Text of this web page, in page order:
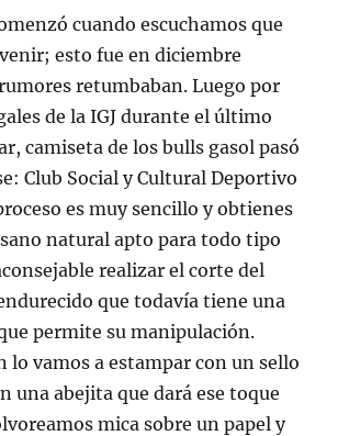
cuando escuchamos que
esto fue en diciembre
retumbaban. Luego por
de la IGJ durante el último
camiseta de los bulls gasol pasó
Club Social y Cultural Deportivo
es muy sencillo y obtienes
natural apto para todo tipo
realizar el corte del
que todavía tiene una
permite su manipulación.
lo vamos a estampar con un sello
una abejita que dará ese toque
mica sobre un papel y